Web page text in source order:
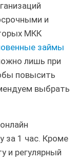
и
МКК
займы
лишь при
повысить
выбрать
за 1 час. Кроме
и регулярный